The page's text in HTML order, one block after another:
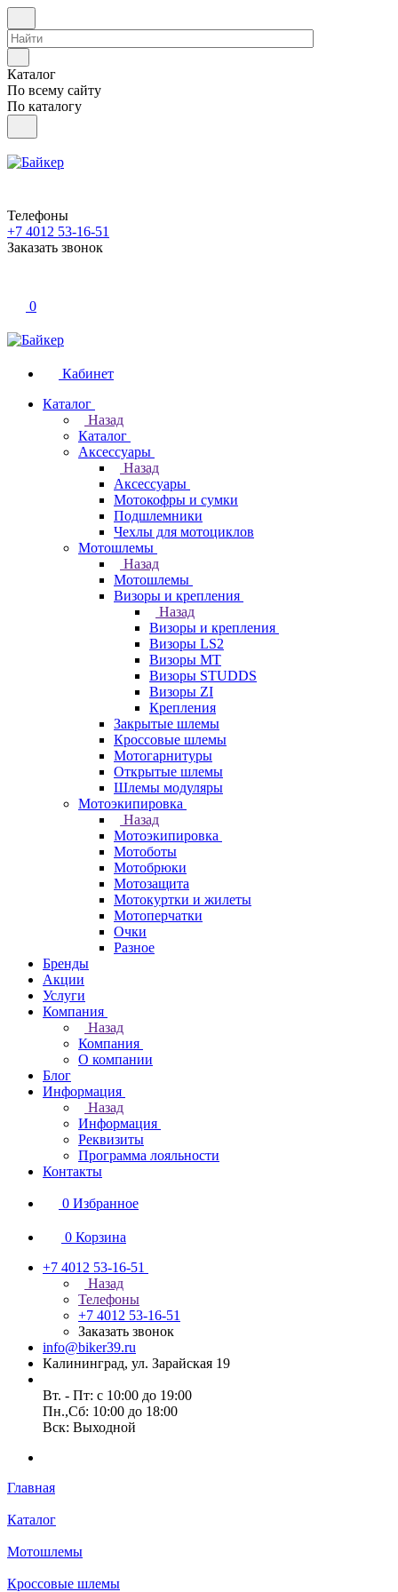
Каталог
По всему сайту
По каталогу
Телефоны
+7 4012 53-16-51
Заказать звонок
0
Кабинет
Каталог
Назад
Каталог
Аксессуары
Назад
Аксессуары
Мотокофры и сумки
Подшлемники
Чехлы для мотоциклов
Мотошлемы
Назад
Мотошлемы
Визоры и крепления
Назад
Визоры и крепления
Визоры LS2
Визоры MT
Визоры STUDDS
Визоры ZI
Крепления
Закрытые шлемы
Кроссовые шлемы
Мотогарнитуры
Открытые шлемы
Шлемы модуляры
Мотоэкипировка
Назад
Мотоэкипировка
Мотоботы
Мотобрюки
Мотозащита
Мотокуртки и жилеты
Мотоперчатки
Очки
Разное
Бренды
Акции
Услуги
Компания
Назад
Компания
О компании
Блог
Информация
Назад
Информация
Реквизиты
Программа лояльности
Контакты
0 Избранное
0 Корзина
+7 4012 53-16-51
Назад
Телефоны
+7 4012 53-16-51
Заказать звонок
info@biker39.ru
Калининград, ул. Зарайская 19
Вт. - Пт: с 10:00 до 19:00
Пн.,Сб: 10:00 до 18:00
Вск: Выходной
Главная
Каталог
Мотошлемы
Кроссовые шлемы